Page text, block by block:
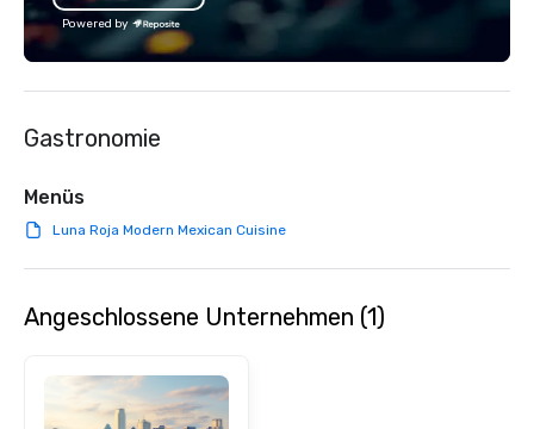
Powered by
Gastronomie
Menüs
Luna Roja Modern Mexican Cuisine
Angeschlossene Unternehmen (1)